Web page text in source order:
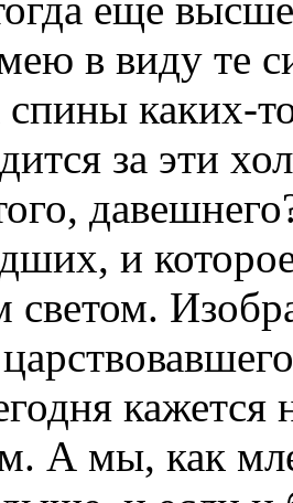
в виду те
каких-
за эти
и
светом.
А мы, как